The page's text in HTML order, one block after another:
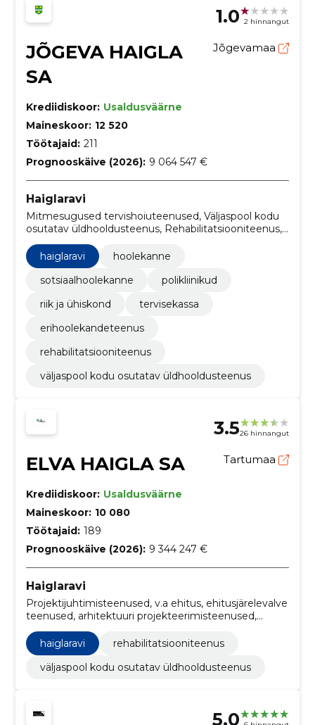
1.0 2 hinnangut
JÕGEVA HAIGLA
SA
Jõgevamaa
Krediidiskoor: Usaldusväärne
Maineskoor: 12 520
Töötajaid: 211
Prognooskäive (2026): 9 064 547 €
Haiglaravi
Mitmesugused tervishoiuteenused, Väljaspool kodu
osutatav üldhooldusteenus, Rehabilitatsiooniteenus,
Erihoolekandeteenus, Röntgenoloogiaseadmed,
Meditsiiniseadmed, Sõiduautod, Mitmesugused
meditsiiniseadmed ja tooted, Ehitiste
arhitektuuriteenused, Kliinikute ehitustööd
haiglaravi
hoolekanne
sotsiaalhoolekanne
polikliinikud
riik ja ühiskond
tervisekassa
erihoolekandeteenus
rehabilitatsiooniteenus
väljaspool kodu osutatav üldhooldusteenus
3.526 hinnangut
ELVA HAIGLA SA Tartumaa
Krediidiskoor: Usaldusväärne
Maineskoor: 10 080
Töötajaid: 189
Prognooskäive (2026): 9 344 247 €
Haiglaravi
Projektijuhtimisteenused, v.a ehitus, ehitusjärelevalve
teenused, arhitektuuri projekteerimisteenused,
hoonete ehitustööd, Rehabilitatsiooniteenus,
Väljaspool kodu osutatav üldhooldusteenus
haiglaravi
rehabilitatsiooniteenus
väljaspool kodu osutatav üldhooldusteenus
5.0